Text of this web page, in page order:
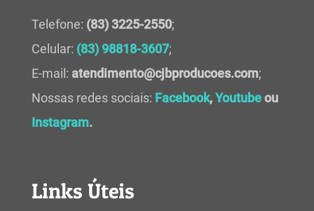
Telefone: (83) 3225-2550;
Celular: (83) 98818-3607;
E-mail: atendimento@cjbproducoes.com;
Nossas redes sociais: Facebook,Youtubeou
Instagram.
Links Úteis